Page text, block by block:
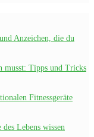
Anzeichen, die du
musst: Tipps und Tricks
Fitnessgeräte
Lebens wissen